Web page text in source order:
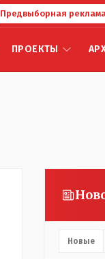
Предвыборная
ПРОЕКТЫ
Новые